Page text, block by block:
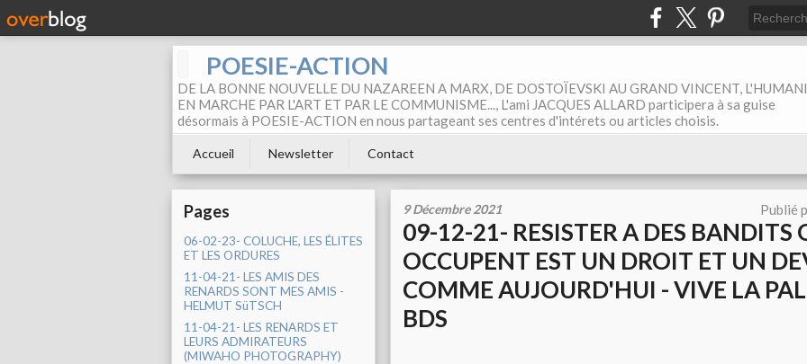
POESIE-ACTION
DE LA BONNE NOUVELLE DU NAZAREEN A MARX, DE DOSTOÏEVSKI AU GRAND VINCENT,
EN MARCHE PAR L'ART ET PAR LE COMMUNISME..., L'ami JACQUES ALLARD participera à sa guise
désormais à POESIE-ACTION en nous partageant ses centres d'intérets ou articles choisis.
Accueil Newsletter Contact
Pages
06-02-23- COLUCHE, LES ÉLITES
ET LES ORDURES
11-04-21- LES AMIS DES
RENARDS SONT MES AMIS -
HELMUT SüTSCH
11-04-21- LES RENARDS ET
LEURS ADMIRATEURS
(MIWAHO PHOTOGRAPHY)
9 Décembre 2021 Publié
09-12-21- RESISTER A DES BANDITS
OCCUPENT EST UN DROIT ET UN
COMME AUJOURD'HUI - VIVE LA
BDS